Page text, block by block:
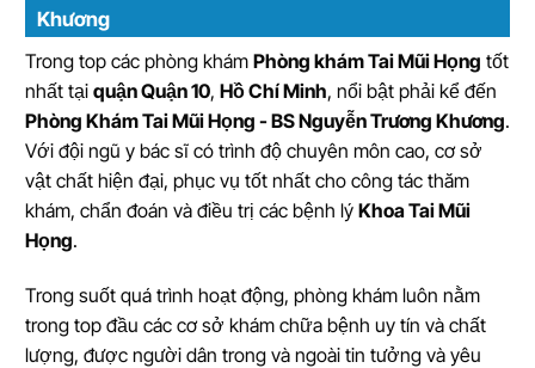
Khương
Trong top các phòng khám Phòng khám Tai Mũi Họng tốt
nhất tại quận Quận 10, Hồ Chí Minh, nổi bật phải kể đến
Phòng Khám Tai Mũi Họng - BS Nguyễn Trương Khương.
Với đội ngũ y bác sĩ có trình độ chuyên môn cao, cơ sở
vật chất hiện đại, phục vụ tốt nhất cho công tác thăm
khám, chẩn đoán và điều trị các bệnh lý Khoa Tai Mũi
Họng.
Trong suốt quá trình hoạt động, phòng khám luôn nằm
trong top đầu các cơ sở khám chữa bệnh uy tín và chất
lượng, được người dân trong và ngoài tin tưởng và yêu